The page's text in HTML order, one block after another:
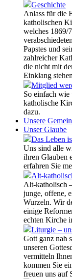
Geschichte
Anlass für die
katholischen
welches 1869/
Papstes und
zahlreicher
die nicht mit
Einklang
Mitglied
So einfach wie
katholische
dazu.
Unsere
Unser Glaube
Das Leben
Uns sind alle
ihren Glauben
erfahren Sie
Alt-
Alt-katholisch
junge, offene,
Wurzeln. Wir
einige
echten Kirche
Liturgie –
Gott ganz nah
unseren
vermitteln
kommen Sie
freuen uns auf